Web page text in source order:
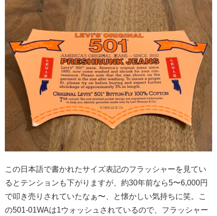
この日本語で書かれたサイズ表記のフラッシャーを見てい
るとテンションも下がりますが、約30年前なら5〜6,000円
で叩き売りされていたなぁ〜、と懐かしい気持ちに笑。こ
の501-01WAは1ウォッシュされているので、フラッシャー